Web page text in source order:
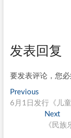
发表回复
要发表评论，您
文
章
PreviousPrevious
post:
6月1日发行《儿
NextNext
《民